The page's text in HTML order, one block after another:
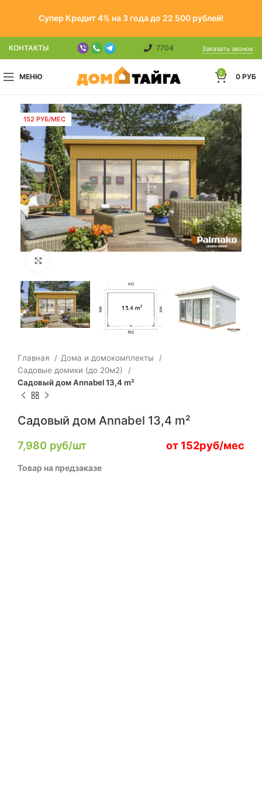
Супер Кредит 4% на 3 года до 22 500 рублей!
КОНТАКТЫ 7704 Заказать звонок
МЕНЮ 0 0 РУБ
152 РУБ/МЕС
Главная
Дома и домокомплекты
Садовые домики (до 20м2)
Садовый дом Annabel 13,4 m²
Садовый дом Annabel 13,4 m²
7,980 руб/шт от 152руб/мес
Товар на предзаказе